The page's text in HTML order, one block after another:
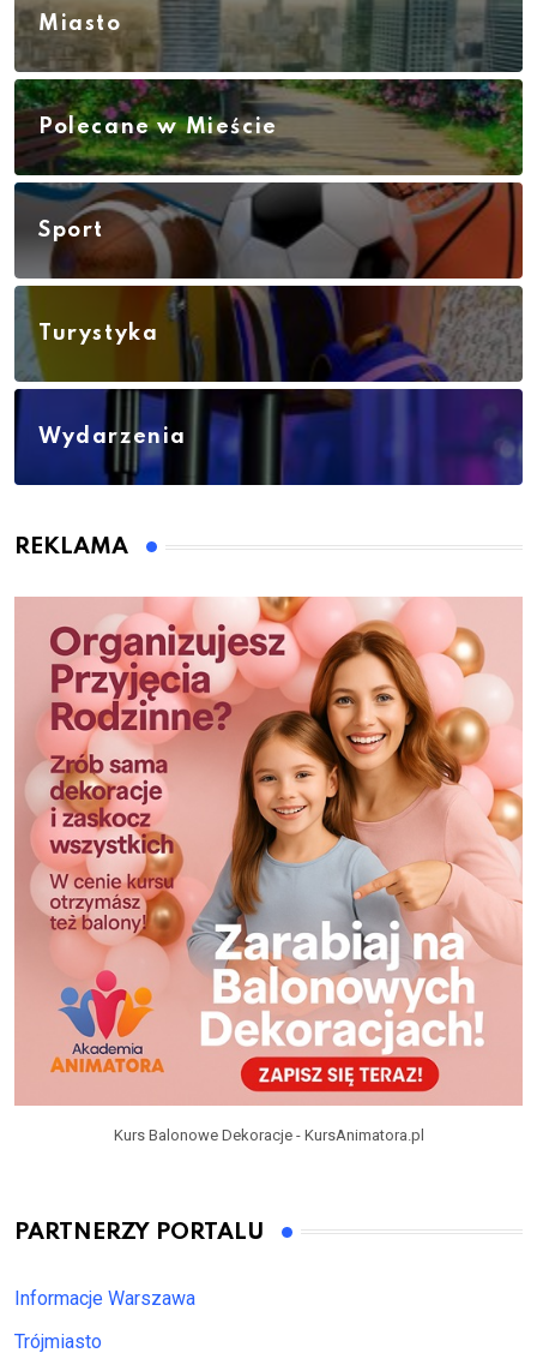
Miasto
Polecane w Mieście
Sport
Turystyka
Wydarzenia
REKLAMA
Kurs Balonowe Dekoracje - KursAnimatora.pl
PARTNERZY PORTALU
Informacje Warszawa
Trójmiasto